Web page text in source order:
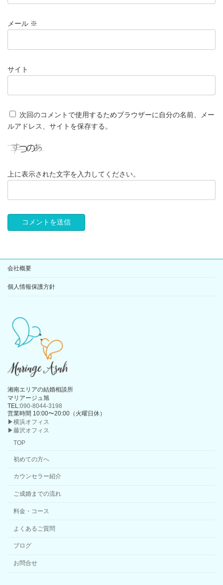
メール ※
サイト
次回のコメントで使用するためブラウザーに自分の名前、メー
ルアドレス、サイトを保存する。
上に表示された文字を入力してください。
会社概要
個人情報保護方針
湘南エリアの結婚相談所
マリアージュ旭
TEL:090-8044-3198
営業時間 10:00〜20:00（火曜日休）
▶横浜オフィス
▶藤沢オフィス
TOP
初めての方へ
カウンセラー紹介
ご成婚までの流れ
料金・コース
よくあるご質問
ブログ
お問合せ